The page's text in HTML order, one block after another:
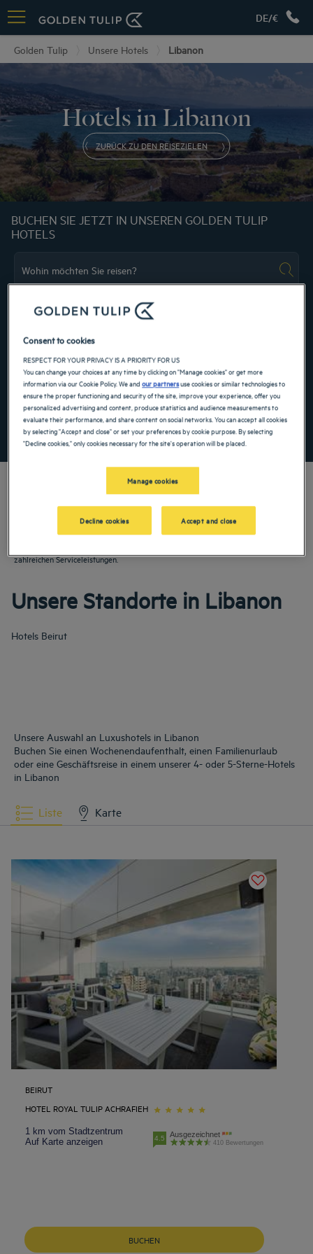
DE/€
Golden Tulip Unsere Hotels Libanon
Hotels in Libanon
ZURÜCK ZU DEN REISEZIELEN
BUCHEN SIE JETZT IN UNSEREN GOLDEN TULIP
HOTELS
Navigate forward to interact with the calendar and select a date. Press the
FINDEN SIE EIN HOTEL
Spezialcode hinzufügen
Entdecken Sie unsere 3-, 4- und 5-Sterne-Hotels in Libanon! Buchen Sie Ihr
Zimmer für einen Familienurlaub oder eine angenehme Geschäftsreise in unseren
zahlreichen Serviceleistungen.
Unsere Standorte in Libanon
Hotels Beirut
Unsere Auswahl an Luxushotels in Libanon
Buchen Sie einen Wochenendaufenthalt, einen Familienurlaub
oder eine Geschäftsreise in einem unserer 4- oder 5-Sterne-Hotels
in Libanon
Liste Karte
BEIRUT
HOTEL ROYAL TULIP ACHRAFIEH
1 km vom Stadtzentrum
Auf Karte anzeigen
4.5 Ausgezeichnet
410 Bewertungen
BUCHEN
Neu-Ulm Hotels
Berlin Hotels
Consent to cookies
RESPECT FOR YOUR PRIVACY IS A PRIORITY FOR US
You can change your choices at any time by clicking on "Manage cookies" or get more
information via our Cookie Policy. We andour partnersuse cookies or similar technologies to
ensure the proper functioning and security of the site, improve your experience, offer you
personalized advertising and content, produce statistics and audience measurements to
evaluate their performance, and share content on social networks. You can accept all cookies
by selecting "Accept and close" or set your preferences by cookie purpose. By selecting
"Decline cookies," only cookies necessary for the site's operation will be placed.
Manage cookies
Decline cookies Accept and close